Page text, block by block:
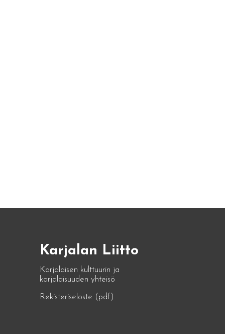
Karjalan Liitto
Karjalaisen kulttuurin ja
karjalaisuuden yhteisö
Rekisteriseloste (pdf)